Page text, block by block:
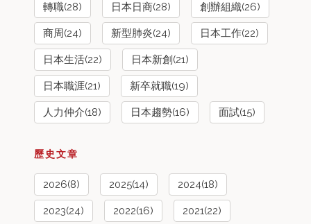
轉職(28) 日本日商(28) 創辦組織(26)
商周(24) 新型肺炎(24) 日本工作(22)
日本生活(22) 日本新創(21)
日本職涯(21) 新卒就職(19)
人力仲介(18) 日本趨勢(16) 面試(15)
歷史文章
2026(8) 2025(14) 2024(18)
2023(24) 2022(16) 2021(22)